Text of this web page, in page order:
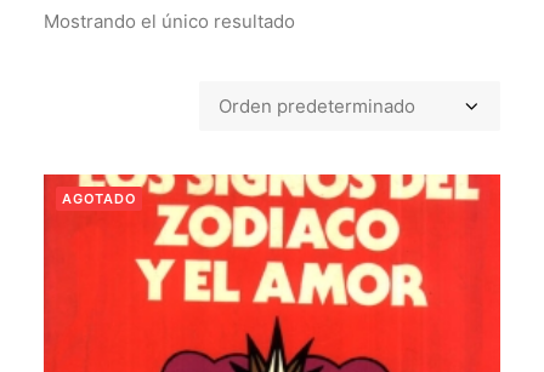
INICIO
CATEGORÍAS
AUTORES DESTACADOS
Mostrando el único resultado
AGOTADO